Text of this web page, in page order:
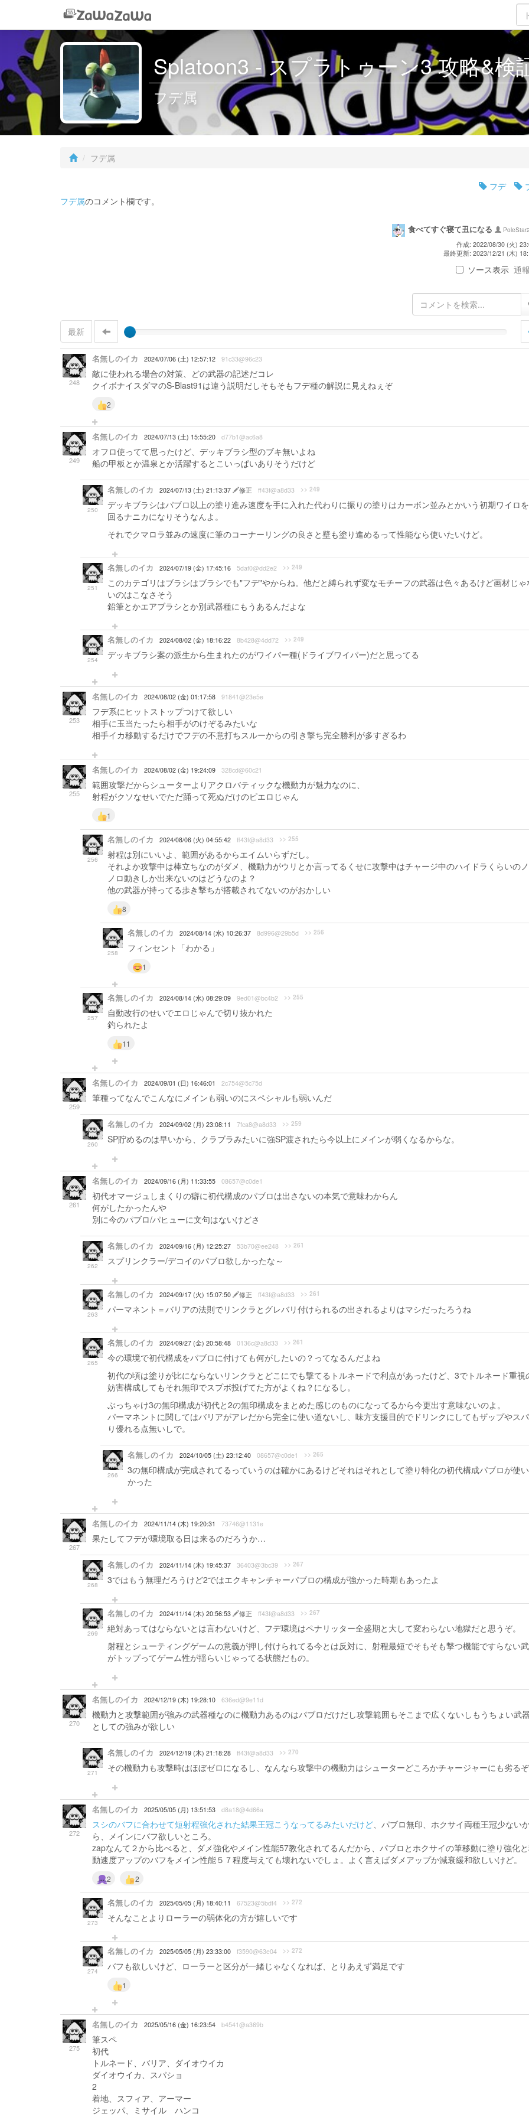
Splatoon3 - スプラトゥーン3 攻略&検
フデ属
フデ属
フデ
フデ属のコメント欄です。
食べてすぐ寝て丑になる
作成: 2022/08/30 (火)
最終更新: 2023/12/21 (木)
ソース表示 通
最新
248
名無しのイカ 2024/07/06 (土) 12:57:12 91c33@96c23
敵に使われる場合の対策、どの武器の記述だコレ
クイボナイスダマのS-Blast91は違う説明だしそもそもフデ種の解説に見えねぇぞ
2
249
名無しのイカ 2024/07/13 (土) 15:55:20 d77b1@ac6a8
オフロ使ってて思ったけど、デッキブラシ型のブキ無いよね
船の甲板とか温泉とか活躍するとこいっぱいありそうだけど
250
名無しのイカ 2024/07/13 (土) 21:13:37 修正 ff43f@a8d33 >> 249
デッキブラシはパブロ以上の塗り進み速度を手に入れた代わりに振りの塗りはカーボン並みとかいう初期ワイロ
回るナニカになりそうなんよ。
それでクマロラ並みの速度に筆のコーナーリングの良さと壁も塗り進めるって性能なら使いたいけど。
251
名無しのイカ 2024/07/19 (金) 17:45:16 5daf0@dd2e2 >> 249
このカテゴリはブラシはブラシでも"フデ"やからね。他だと縛られず変なモチーフの武器は色々あるけど画材じゃ
いのはこなさそう
鉛筆とかエアブラシとか別武器種にもうあるんだよな
254
名無しのイカ 2024/08/02 (金) 18:16:22 8b428@4dd72 >> 249
デッキブラシ案の派生から生まれたのがワイパー種(ドライブワイパー)だと思ってる
253
名無しのイカ 2024/08/02 (金) 01:17:58 91841@23e5e
フデ系にヒットストップつけて欲しい
相手に玉当たったら相手がのけぞるみたいな
相手イカ移動するだけでフデの不意打ちスルーからの引き撃ち完全勝利が多すぎるわ
255
名無しのイカ 2024/08/02 (金) 19:24:09 328cd@60c21
範囲攻撃だからシューターよりアクロバティックな機動力が魅力なのに、
射程がクソなせいでただ踊って死ぬだけのピエロじゃん
1
256
名無しのイカ 2024/08/06 (火) 04:55:42 ff43f@a8d33 >> 255
射程は別にいいよ、範囲があるからエイムいらずだし。
それよか攻撃中は棒立ちなのがダメ、機動力がウリとか言ってるくせに攻撃中はチャージ中のハイドラくらいの
ノロ動きしか出来ないのはどうなのよ？
他の武器が持ってる歩き撃ちが搭載されてないのがおかしい
8
258
名無しのイカ 2024/08/14 (水) 10:26:37 8d996@29b5d >> 256
フィンセント「わかる」
1
257
名無しのイカ 2024/08/14 (水) 08:29:09 9ed01@bc4b2 >> 255
自動改行のせいでエロじゃんで切り抜かれた
釣られたよ
11
259
名無しのイカ 2024/09/01 (日) 16:46:01 2c754@5c75d
筆種ってなんでこんなにメインも弱いのにスペシャルも弱いんだ
260
名無しのイカ 2024/09/02 (月) 23:08:11 7fca8@a8d33 >> 259
SP貯めるのは早いから、クラブラみたいに強SP渡されたら今以上にメインが弱くなるからな。
261
名無しのイカ 2024/09/16 (月) 11:33:55 08657@c0de1
初代オマージュしまくりの癖に初代構成のパブロは出さないの本気で意味わからん
何がしたかったんや
別に今のパブロ/パヒューに文句はないけどさ
262
名無しのイカ 2024/09/16 (月) 12:25:27 53b70@ee248 >> 261
スプリンクラー/デコイのパブロ欲しかったな～
263
名無しのイカ 2024/09/17 (火) 15:07:50 修正 ff43f@a8d33 >> 261
パーマネント＝バリアの法則でリンクラとグレバリ付けられるの出されるよりはマシだったろうね
265
名無しのイカ 2024/09/27 (金) 20:58:48 0136c@a8d33 >> 261
今の環境で初代構成をパブロに付けても何がしたいの？ってなるんだよね
初代の頃は塗りが比にならないリンクラとどこにでも撃てるトルネードで利点があったけど、3でトルネード重視
妨害構成してもそれ無印でスプボ投げてた方がよくね？になるし。
ぶっちゃけ3の無印構成が初代と2の無印構成をまとめた感じのものになってるから今更出す意味ないのよ。
パーマネントに関してはバリアがアレだから完全に使い道ないし、味方支援目的でドリンクにしてもザップやス
り優れる点無いしで。
266
名無しのイカ 2024/10/05 (土) 23:12:40 08657@c0de1 >> 265
3の無印構成が完成されてるっていうのは確かにあるけどそれはそれとして塗り特化の初代構成パブロが使
かった
267
名無しのイカ 2024/11/14 (木) 19:20:31 73746@1131e
果たしてフデが環境取る日は来るのだろうか…
268
名無しのイカ 2024/11/14 (木) 19:45:37 36403@3bc39 >> 267
3ではもう無理だろうけど2ではエクキャンチャーパブロの構成が強かった時期もあったよ
269
名無しのイカ 2024/11/14 (木) 20:56:53 修正 ff43f@a8d33 >> 267
絶対あってはならないとは言わないけど、フデ環境はペナリッター全盛期と大して変わらない地獄だと思うぞ。
射程とシューティングゲームの意義が押し付けられてる今とは反対に、射程最短でそもそも撃つ機能ですらない
がトップってゲーム性が揺らいじゃってる状態だもの。
270
名無しのイカ 2024/12/19 (木) 19:28:10 636ed@9e11d
機動力と攻撃範囲が強みの武器種なのに機動力あるのはパブロだけだし攻撃範囲もそこまで広くないしもうちょい武
としての強みが欲しい
271
名無しのイカ 2024/12/19 (木) 21:18:28 ff43f@a8d33 >> 270
その機動力も攻撃時はほぼゼロになるし、なんなら攻撃中の機動力はシューターどころかチャージャーにも劣るぞ
272
名無しのイカ 2025/05/05 (月) 13:51:53 d8a18@4d66a
スシのバフに合わせて短射程強化された結果王冠こうなってるみたいだけど、パブロ無印、ホクサイ両種王冠少ない
ら、メインにバフ欲しいところ。
zapなんて２から比べると、ダメ強化やメイン性能57教化されてるんだから、パブロとホクサイの筆移動に塗り強化
動速度アップのバフをメイン性能５７程度与えても壊れないでしょ。よく言えばダメアップか減衰緩和欲しいけど。
2 2
273
名無しのイカ 2025/05/05 (月) 18:40:11 67523@5bdf4 >> 272
そんなことよりローラーの弱体化の方が嬉しいです
274
名無しのイカ 2025/05/05 (月) 23:33:00 f3590@63e04 >> 272
バフも欲しいけど、ローラーと区分が一緒じゃなくなれば、とりあえず満足です
1
275
名無しのイカ 2025/05/16 (金) 16:23:54 b4541@a369b
筆スペ
初代
トルネード、バリア、ダイオウイカ
ダイオウイカ、スパショ
2
着地、スフィア、アーマー
ジェッパ、ミサイル ハンコ